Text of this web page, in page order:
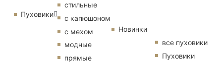
Пуховики
стильные
с капюшоном
с мехом
модные
прямые
Новинки
все пуховики
Пуховики